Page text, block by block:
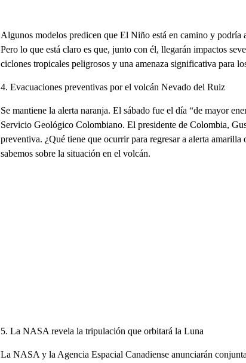
Algunos modelos predicen que El Niño está en camino y podría
Pero lo que está claro es que, junto con él, llegarán impactos
ciclones tropicales peligrosos y una amenaza significativa para
4. Evacuaciones preventivas por el volcán Nevado del Ruiz
Se mantiene la alerta naranja. El sábado fue el día “de mayor
Servicio Geológico Colombiano. El presidente de Colombia,
preventiva. ¿Qué tiene que ocurrir para regresar a alerta
sabemos sobre la situación en el volcán.
5. La NASA revela la tripulación que orbitará la Luna
La NASA y la Agencia Espacial Canadiense anunciarán